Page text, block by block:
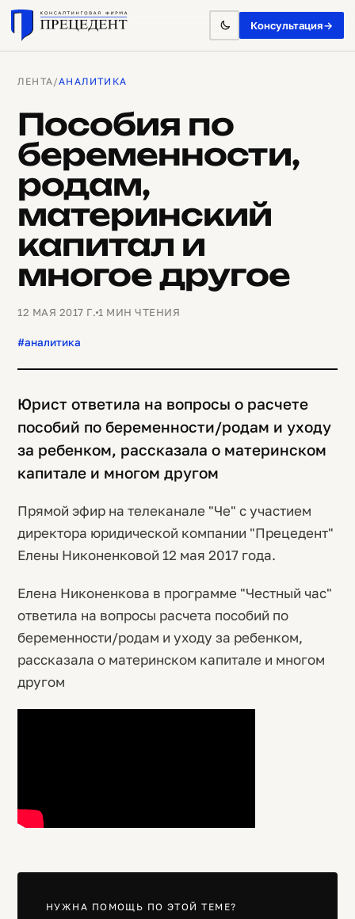
Консультация→
ЛЕНТА/АНАЛИТИКА
Пособия по
беременности,
родам,
материнский
капитал и
многое другое
12 МАЯ 2017 Г.1 МИН ЧТЕНИЯ
#аналитика
Юрист ответила на вопросы о расчете
пособий по беременности/родам и уходу
за ребенком, рассказала о материнском
капитале и многом другом
Прямой эфир на телеканале "Че" с участием
директора юридической компании "Прецедент"
Елены Никоненковой 12 мая 2017 года.
Елена Никоненкова в программе "Честный час"
ответила на вопросы расчета пособий по
беременности/родам и уходу за ребенком,
рассказала о материнском капитале и многом
другом
НУЖНА ПОМОЩЬ ПО ЭТОЙ ТЕМЕ?